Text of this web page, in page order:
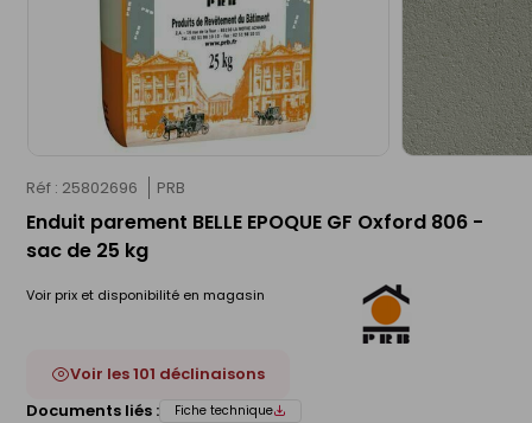
Réf : 25802696 PRB
Enduit parement BELLE EPOQUE GF Oxford 806 -
sac de 25 kg
Voir prix et disponibilité en magasin
Voir les 101 déclinaisons
Documents liés :
Fiche technique